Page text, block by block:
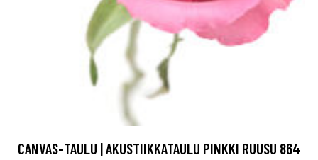
CANVAS-TAULU | AKUSTIIKKATAULU PINKKI RUUSU 864